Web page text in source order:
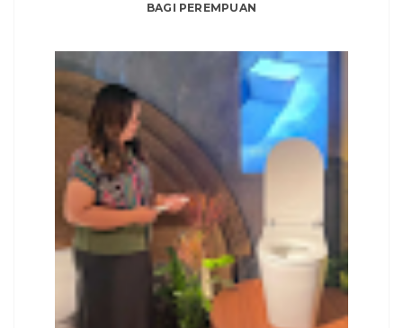
BAGI PEREMPUAN